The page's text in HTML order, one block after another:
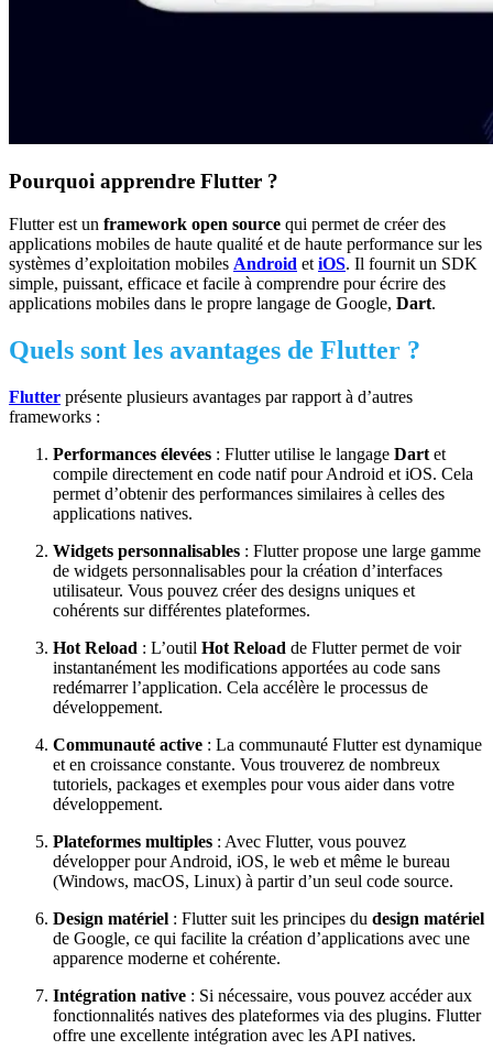
Pourquoi apprendre Flutter ?
Flutter est un framework open source qui permet de créer des
applications mobiles de haute qualité et de haute performance sur les
systèmes d’exploitation mobiles Android et iOS. Il fournit un SDK
simple, puissant, efficace et facile à comprendre pour écrire des
applications mobiles dans le propre langage de Google, Dart.
Quels sont les avantages de Flutter ?
Flutter présente plusieurs avantages par rapport à d’autres
frameworks :
Performances élevées : Flutter utilise le langage Dart et
compile directement en code natif pour Android et iOS. Cela
permet d’obtenir des performances similaires à celles des
applications natives.
Widgets personnalisables : Flutter propose une large gamme
de widgets personnalisables pour la création d’interfaces
utilisateur. Vous pouvez créer des designs uniques et
cohérents sur différentes plateformes.
Hot Reload : L’outil Hot Reload de Flutter permet de voir
instantanément les modifications apportées au code sans
redémarrer l’application. Cela accélère le processus de
développement.
Communauté active : La communauté Flutter est dynamique
et en croissance constante. Vous trouverez de nombreux
tutoriels, packages et exemples pour vous aider dans votre
développement.
Plateformes multiples : Avec Flutter, vous pouvez
développer pour Android, iOS, le web et même le bureau
(Windows, macOS, Linux) à partir d’un seul code source.
Design matériel : Flutter suit les principes du design matériel
de Google, ce qui facilite la création d’applications avec une
apparence moderne et cohérente.
Intégration native : Si nécessaire, vous pouvez accéder aux
fonctionnalités natives des plateformes via des plugins. Flutter
offre une excellente intégration avec les API natives.